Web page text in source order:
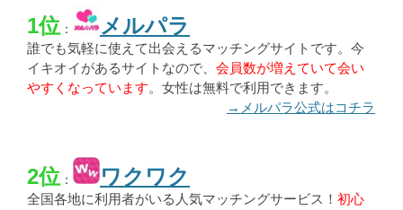
1位 ： メルパラ
誰でも気軽に使えて出会えるマッチングサイトです。今
イキオイがあるサイトなので、 会員数が増えていて会い
やすくなっています。女性は無料で利用できます。
→メルパラ公式はコチラ
2位 ： ワクワク
全国各地に利用者がいる人気マッチングサービス！ 初心